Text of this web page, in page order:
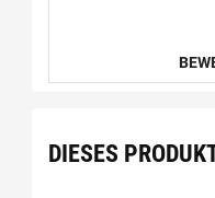
DIESES